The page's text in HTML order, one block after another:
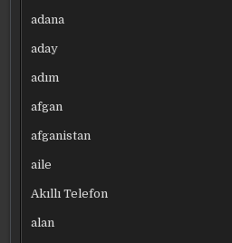
adana
aday
adım
afgan
afganistan
aile
Akıllı Telefon
alan